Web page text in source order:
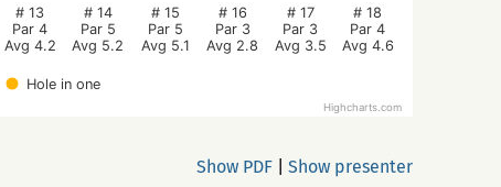
Hole in one
# 13
Par 4
Avg 4.2
# 14
Par 5
Avg 5.2
# 15
Par 5
Avg 5.1
# 16
Par 3
Avg 2.8
# 17
Par 3
Avg 3.5
# 18
Par 4
Avg 4.6
Highcharts.com
Show presenter
Show PDF